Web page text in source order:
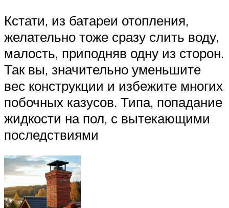
Кстати, из батареи отопления,
желательно тоже сразу слить воду,
малость, приподняв одну из сторон.
Так вы, значительно уменьшите
вес конструкции и избежите многих
побочных казусов. Типа, попадание
жидкости на пол, с вытекающими
последствиями